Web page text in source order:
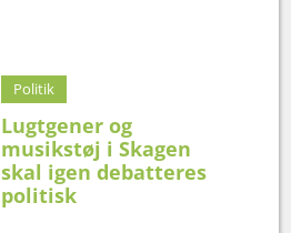
Politik
Lugtgener og
musikstøj i Skagen
skal igen debatteres
politisk